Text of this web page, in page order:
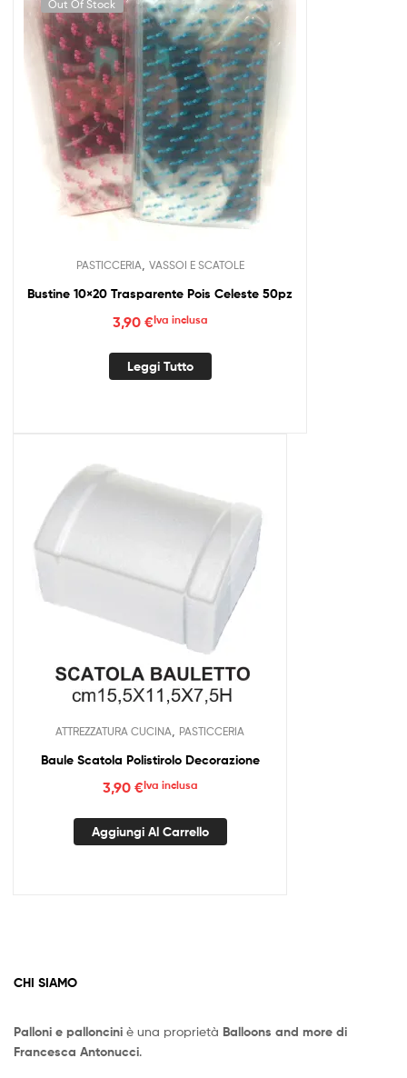
Out Of Stock
PASTICCERIA VASSOI E SCATOLE
Bustine 10×20 Trasparente Pois Celeste 50pz
3,90 €Iva inclusa
Leggi Tutto
ATTREZZATURA CUCINA PASTICCERIA
Baule Scatola Polistirolo Decorazione
3,90 €Iva inclusa
Aggiungi Al Carrello
CHI SIAMO
Palloni e palloncini è una proprietà Balloons and more di
Francesca Antonucci.